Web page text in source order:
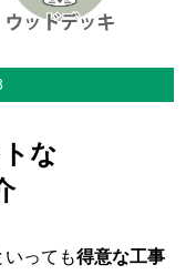
な
っても得意な工事